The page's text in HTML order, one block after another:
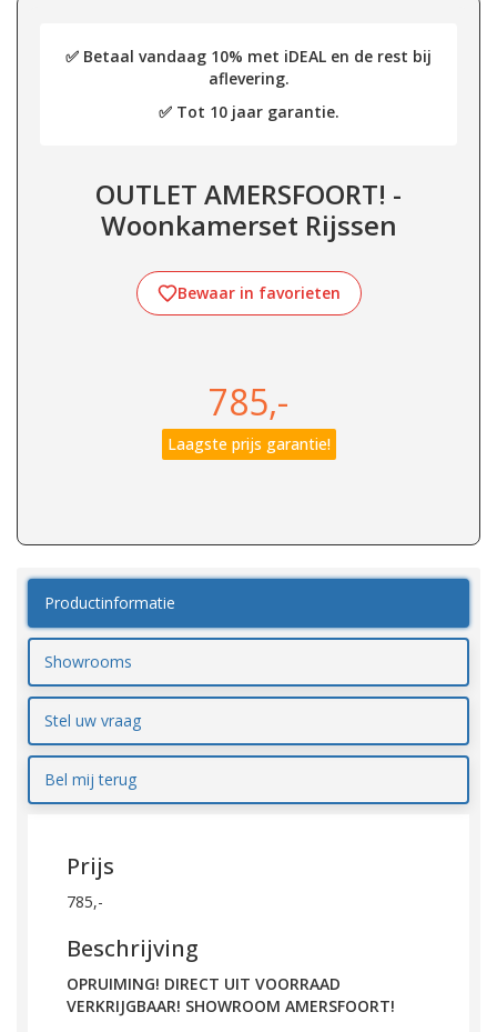
✅ Betaal vandaag 10% met iDEAL en de rest bij
aflevering.
✅ Tot 10 jaar garantie.
OUTLET AMERSFOORT! -
Woonkamerset Rijssen
Bewaar in favorieten
785,-
Laagste prijs garantie!
Productinformatie
Showrooms
Stel uw vraag
Bel mij terug
Prijs
785,-
Beschrijving
OPRUIMING! DIRECT UIT VOORRAAD
VERKRIJGBAAR! SHOWROOM AMERSFOORT!